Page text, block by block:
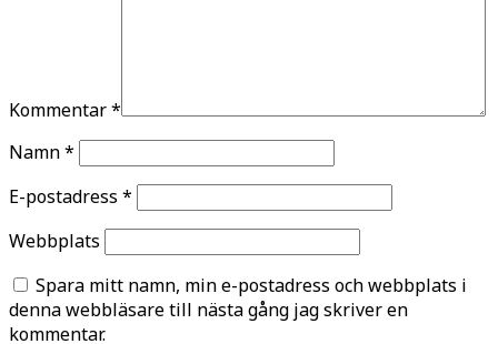
Kommentar*
Namn*
E-postadress *
Webbplats
Spara mitt namn, min e-postadress och webbplats i
denna webbläsare till nästa gång jag skriver en
kommentar.